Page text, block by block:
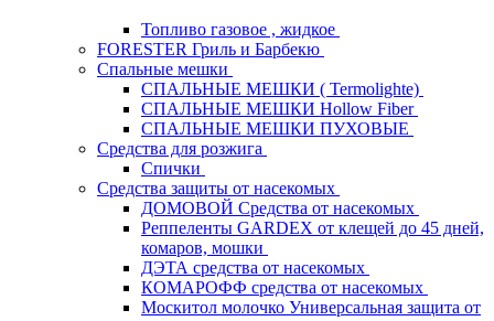
Топливо газовое , жидкое
FORESTER Гриль и Барбекю
Спальные мешки
СПАЛЬНЫЕ МЕШКИ ( Termolighte)
СПАЛЬНЫЕ МЕШКИ Hollow Fiber
СПАЛЬНЫЕ МЕШКИ ПУХОВЫЕ
Средства для розжига
Спички
Средства защиты от насекомых
ДОМОВОЙ Средства от насекомых
Реппеленты GARDEX от клещей до 45 дней,
комаров, мошки
ДЭТА средства от насекомых
КОМАРОФФ средства от насекомых
Москитол молочко Универсальная защита от